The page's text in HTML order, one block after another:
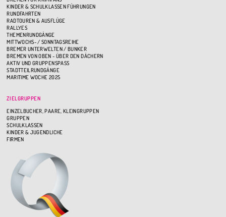
KINDER & SCHULKLASSEN FÜHRUNGEN
RUNDFAHRTEN
RADTOUREN & AUSFLÜGE
RALLYES
THEMENRUNDGÄNGE
MITTWOCHS- / SONNTAGSREIHE
BREMER UNTERWELTEN / BUNKER
BREMEN VON OBEN - ÜBER DEN DÄCHERN
AKTIV UND GRUPPENSPASS
STADTTEILRUNDGÄNGE
MARITIME WOCHE 2025
ZIELGRUPPEN
EINZELBUCHER, PAARE, KLEINGRUPPEN
GRUPPEN
SCHULKLASSEN
KINDER & JUGENDLICHE
FIRMEN